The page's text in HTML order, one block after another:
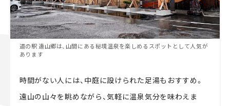
道の駅 遠山郷は、山間にある秘境温泉を楽しめるスポットとして人気が
あります
時間がない人には、中庭に設けられた足湯もおすすめ。
遠山の山々を眺めながら、気軽に温泉気分を味わえま